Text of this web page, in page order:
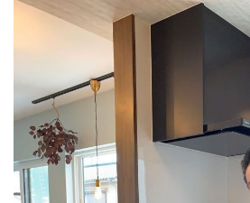
Blog 暮らしのコラム
コンセプト
Techno EX テクノストラクチャーEX